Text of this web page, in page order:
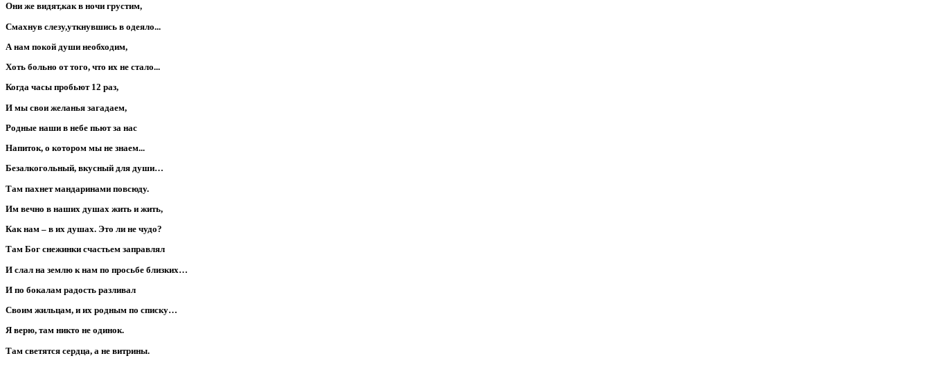
Они же видят,как в ночи грустим,
Смахнув слезу,уткнувшись в одеяло...
А нам покой души необходим,
Хоть больно от того, что их не стало...
Когда часы пробьют 12 раз,
И мы свои желанья загадаем,
Родные наши в небе пьют за нас
Напиток, о котором мы не знаем...
Безалкогольный, вкусный для души…
Там пахнет мандаринами повсюду.
Им вечно в наших душах жить и жить,
Как нам – в их душах. Это ли не чудо?
Там Бог снежинки счастьем заправлял
И слал на землю к нам по просьбе близких…
И по бокалам радость разливал
Своим жильцам, и их родным по списку…
Я верю, там никто не одинок.
Там светятся сердца, а не витрины.